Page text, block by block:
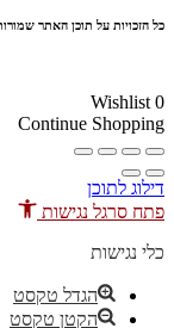
כל הזכויות על תוכן האתר
Wishlist 0
Continue Shopping
דילוג לתוכן
פתח סרגל נגישות
כלי נגישות
הגדל טקסט
הקטן טקסט